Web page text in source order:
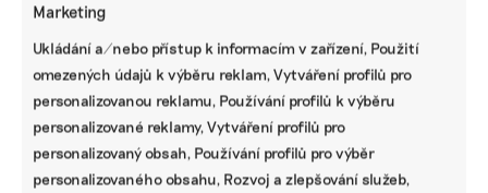
Marketing
Ukládání a/nebo přístup k informacím v zařízení, Použití
omezených údajů k výběru reklam, Vytváření profilů pro
personalizovanou reklamu, Používání profilů k výběru
personalizované reklamy, Vytváření profilů pro
personalizovaný obsah, Používání profilů pro výběr
personalizovaného obsahu, Rozvoj a zlepšování služeb,
FacebookX
PODOBNÉ PŘÍSPĚVKY